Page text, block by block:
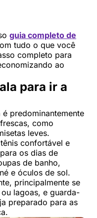
guia completo de
tudo o que você
completo para
ao
para ir a
predominantemente
como
leves.
confortável e
os dias de
de banho,
e óculos de sol.
principalmente se
lagoas, e guarda-
preparado para as